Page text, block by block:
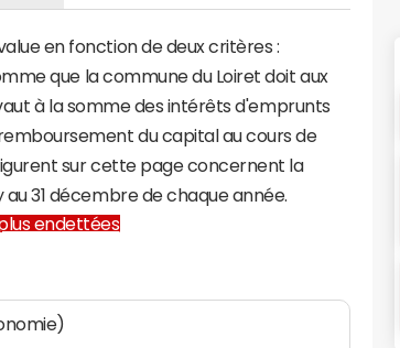
en fonction de deux critères :
que la commune du Loiret doit aux
à la somme des intérêts d'emprunts
du capital au cours de
sur cette page concernent la
31 décembre de chaque année.
endettées